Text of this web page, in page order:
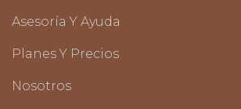
Asesoría Y Ayuda
Planes Y Precios
Nosotros